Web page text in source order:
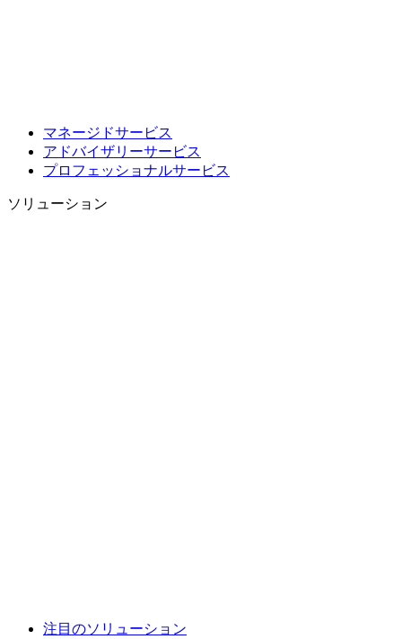
マネージドサービス
アドバイザリーサービス
プロフェッショナルサービス
ソリューション
注目のソリューション